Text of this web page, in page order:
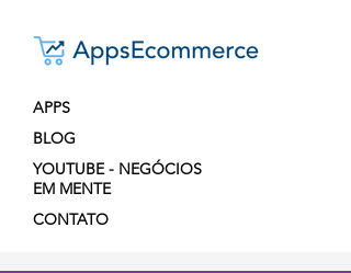
APPS
BLOG
YOUTUBE - NEGÓCIOS
EM MENTE
CONTATO